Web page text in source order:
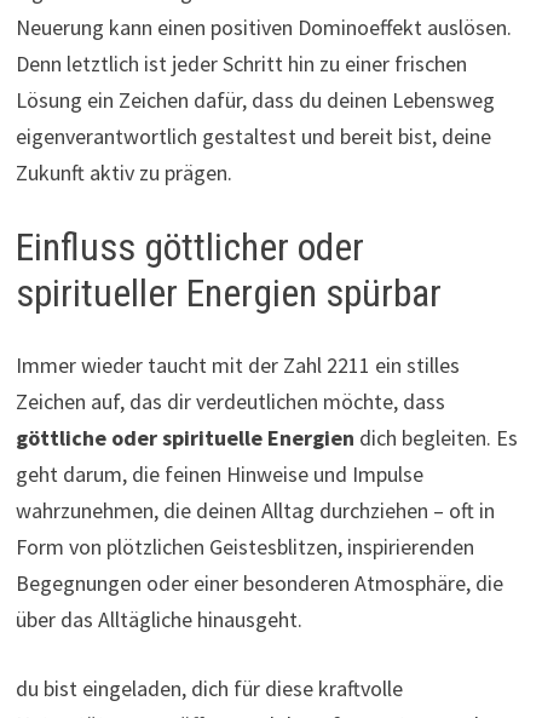
Neuerung kann einen positiven Dominoeffekt auslösen.
Denn letztlich ist jeder Schritt hin zu einer frischen
Lösung ein Zeichen dafür, dass du deinen Lebensweg
eigenverantwortlich gestaltest und bereit bist, deine
Zukunft aktiv zu prägen.
Einfluss göttlicher oder
spiritueller Energien spürbar
Immer wieder taucht mit der Zahl 2211 ein stilles
Zeichen auf, das dir verdeutlichen möchte, dass
göttliche oder spirituelle Energien dich begleiten. Es
geht darum, die feinen Hinweise und Impulse
wahrzunehmen, die deinen Alltag durchziehen – oft in
Form von plötzlichen Geistesblitzen, inspirierenden
Begegnungen oder einer besonderen Atmosphäre, die
über das Alltägliche hinausgeht.
du bist eingeladen, dich für diese kraftvolle